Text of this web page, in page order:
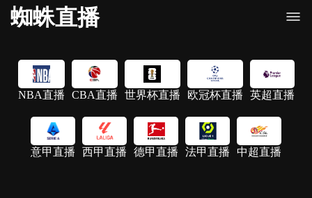
蜘蛛直播
NBA直播 CBA直播 世界杯直播 欧冠杯直播 英超直播
意甲直播 西甲直播 德甲直播 法甲直播 中超直播